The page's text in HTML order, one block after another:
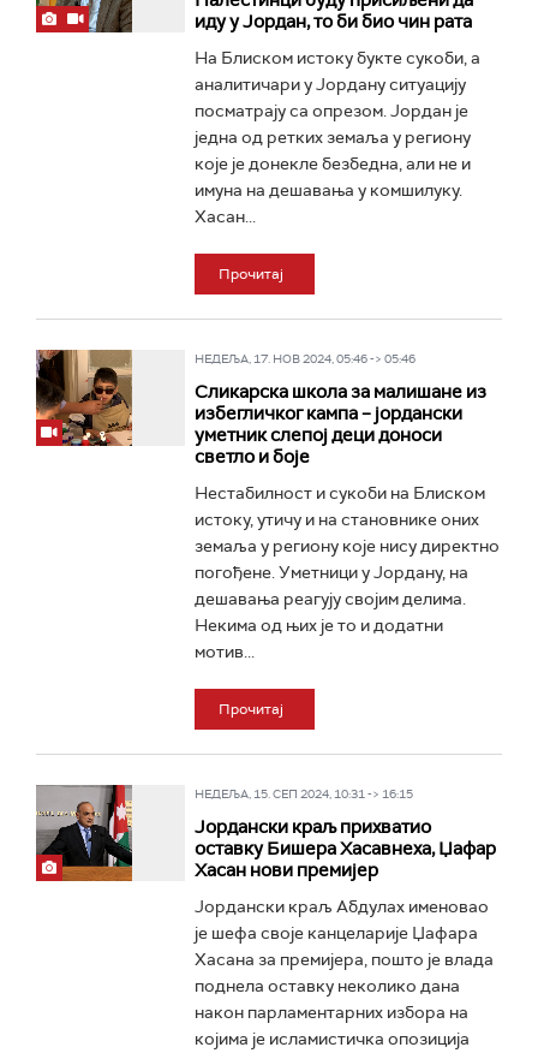
иду у Јордан, то би био чин рата
На Блиском истоку букте сукоби, а
аналитичари у Јордану ситуацију
посматрају са опрезом. Јордан је
једна од ретких земаља у региону
које је донекле безбедна, али не и
имуна на дешавања у комшилуку.
Хасан...
Прочитај
НЕДЕЉА, 17. НОВ 2024, 05:46 -> 05:46
Сликарска школа за малишане из
избегличког кампа – јордански
уметник слепој деци доноси
светло и боје
Нестабилност и сукоби на Блиском
истоку, утичу и на становнике оних
земаља у региону које нису директно
погођене. Уметници у Јордану, на
дешавања реагују својим делима.
Некима од њих је то и додатни
мотив...
Прочитај
НЕДЕЉА, 15. СЕП 2024, 10:31 -> 16:15
Јордански краљ прихватио
оставку Бишера Хасавнеха, Џафар
Хасан нови премијер
Јордански краљ Абдулах именовао
је шефа своје канцеларије Џафара
Хасана за премијера, пошто је влада
поднела оставку неколико дана
након парламентарних избора на
којима је исламистичка опозиција